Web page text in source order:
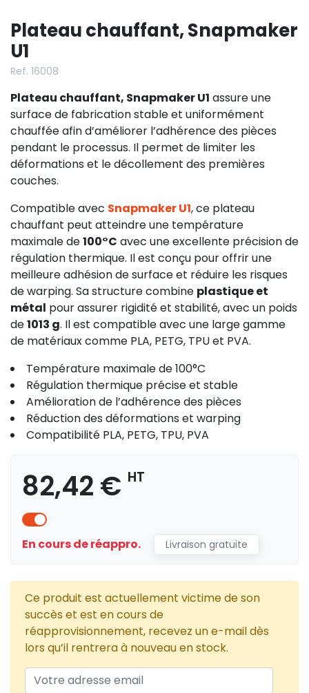
Plateau chauffant, Snapmaker
U1
Ref. 16008
Plateau chauffant, Snapmaker U1 assure une
surface de fabrication stable et uniformément
chauffée afin d’améliorer l’adhérence des pièces
pendant le processus. Il permet de limiter les
déformations et le décollement des premières
couches.
Compatible avec Snapmaker U1, ce plateau
chauffant peut atteindre une température
maximale de100°C avec une excellente précision de
régulation thermique. Il est conçu pour offrir une
meilleure adhésion de surface et réduire les risques
de warping. Sa structure combine plastique et
métal pour assurer rigidité et stabilité, avec un poids
de1013 g. Il est compatible avec une large gamme
de matériaux comme PLA, PETG, TPU et PVA.
Température maximale de 100°C
Régulation thermique précise et stable
Amélioration de l’adhérence des pièces
Réduction des déformations et warping
Compatibilité PLA, PETG, TPU, PVA
82,42 € HT
En cours de réappro. Livraison gratuite
Ce produit est actuellement victime de son
succès et est en cours de
réapprovisionnement, recevez un e-mail dès
lors qu’il rentrera à nouveau en stock.